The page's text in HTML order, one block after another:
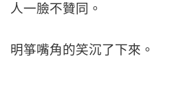
人一臉不贊同。
明箏嘴角的笑沉了下來。